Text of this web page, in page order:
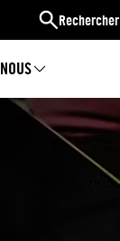
Rechercher